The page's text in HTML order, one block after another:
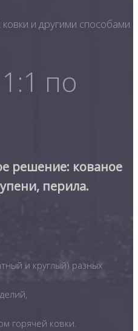
и другими способами
по
решение: кованое
перила.
и круглый) разных
горячей ковки.